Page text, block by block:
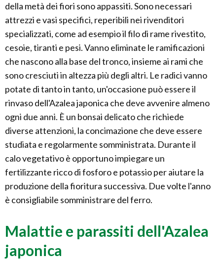
della metà dei fiori sono appassiti. Sono necessari
attrezzi e vasi specifici, reperibili nei rivenditori
specializzati, come ad esempio il filo di rame rivestito,
cesoie, tiranti e pesi. Vanno eliminate le ramificazioni
che nascono alla base del tronco, insieme ai rami che
sono cresciuti in altezza più degli altri. Le radici vanno
potate di tanto in tanto, un'occasione può essere il
rinvaso dell'Azalea japonica che deve avvenire almeno
ogni due anni. È un bonsai delicato che richiede
diverse attenzioni, la concimazione che deve essere
studiata e regolarmente somministrata. Durante il
calo vegetativo è opportuno impiegare un
fertilizzante ricco di fosforo e potassio per aiutare la
produzione della fioritura successiva. Due volte l'anno
è consigliabile somministrare del ferro.
Malattie e parassiti dell'Azalea
japonica